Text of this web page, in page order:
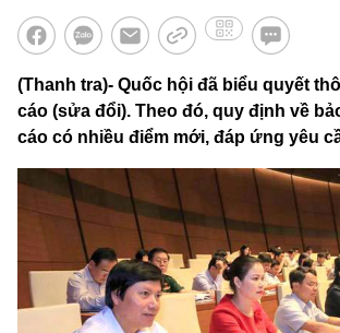
(Thanh tra)- Quốc hội đã biểu quyết
cáo (sửa đổi). Theo đó, quy định về
cáo có nhiều điểm mới, đáp ứng yêu